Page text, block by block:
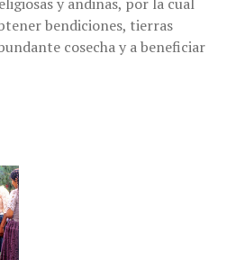
bendiciones, tierras
cosecha y a beneficiar